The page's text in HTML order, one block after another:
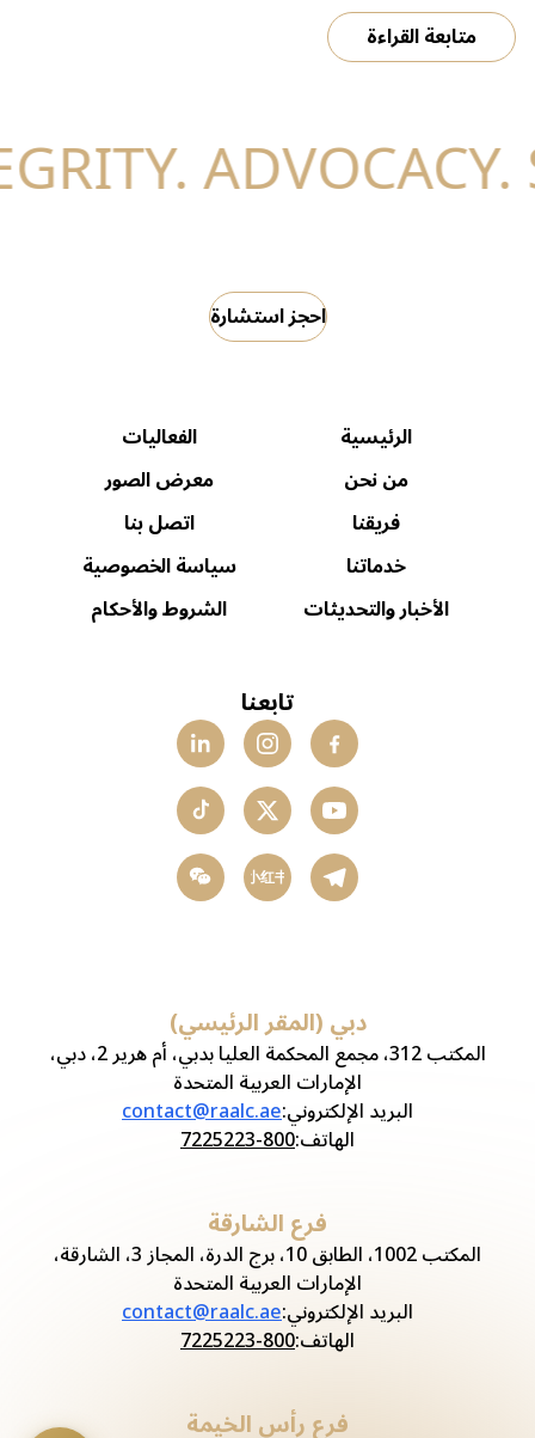
متابعة القراءة
احجز استشارة
الرئيسية
من نحن
فريقنا
خدماتنا
الأخبار والتحديثات
الفعاليات
معرض الصور
اتصل بنا
سياسة الخصوصية
الشروط والأحكام
تابعنا
小红书
دبي (المقر الرئيسي)
المكتب 312، مجمع المحكمة العليا بدبي، أم هرير 2، دبي،
الإمارات العربية المتحدة
البريد الإلكتروني:
contact@raalc.ae
الهاتف:
800-7225223
فرع الشارقة
المكتب 1002، الطابق 10، برج الدرة، المجاز 3، الشارقة،
الإمارات العربية المتحدة
البريد الإلكتروني:
contact@raalc.ae
الهاتف:
800-7225223
فرع رأس الخيمة